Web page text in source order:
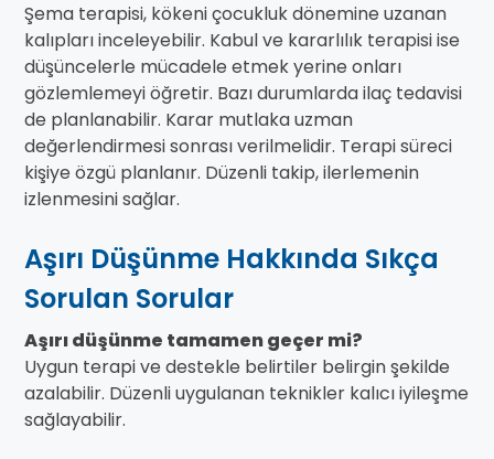
Şema terapisi, kökeni çocukluk dönemine uzanan
kalıpları inceleyebilir. Kabul ve kararlılık terapisi ise
düşüncelerle mücadele etmek yerine onları
gözlemlemeyi öğretir. Bazı durumlarda ilaç tedavisi
de planlanabilir. Karar mutlaka uzman
değerlendirmesi sonrası verilmelidir. Terapi süreci
kişiye özgü planlanır. Düzenli takip, ilerlemenin
izlenmesini sağlar.
Aşırı Düşünme Hakkında Sıkça
Sorulan Sorular
Aşırı düşünme tamamen geçer mi?
Uygun terapi ve destekle belirtiler belirgin şekilde
azalabilir. Düzenli uygulanan teknikler kalıcı iyileşme
sağlayabilir.